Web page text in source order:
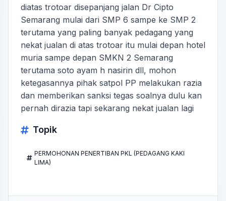
diatas trotoar disepanjang jalan Dr Cipto
Semarang mulai dari SMP 6 sampe ke SMP 2
terutama yang paling banyak pedagang yang
nekat jualan di atas trotoar itu mulai depan hotel
muria sampe depan SMKN 2 Semarang
terutama soto ayam h nasirin dll, mohon
ketegasannya pihak satpol PP melakukan razia
dan memberikan sanksi tegas soalnya dulu kan
pernah dirazia tapi sekarang nekat jualan lagi
Topik
PERMOHONAN PENERTIBAN PKL (PEDAGANG KAKI
LIMA)